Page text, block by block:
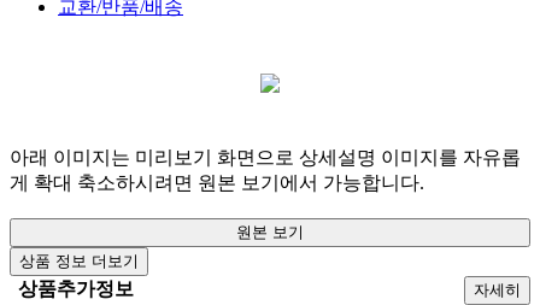
교환/반품/배송
아래 이미지는 미리보기 화면으로 상세설명 이미지를 자유롭
게 확대 축소하시려면 원본 보기에서 가능합니다.
원본 보기
상품 정보 더보기
상품추가정보 자세히